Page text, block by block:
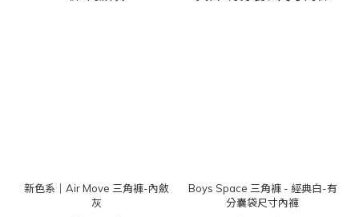
新色系｜Air Move 三角褲-內斂
灰
Boys Space 三角褲 - 經典白-有
分囊袋尺寸內褲